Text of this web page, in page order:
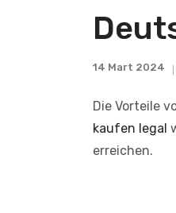
14 Mart 2024
Die Vorteile
kaufen legal
erreichen.